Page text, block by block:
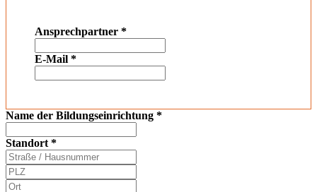
Ansprechpartner *
E-Mail *
Name der Bildungseinrichtung *
Standort *